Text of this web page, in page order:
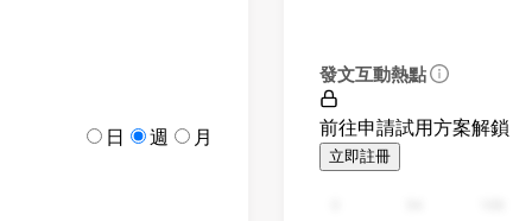
日 週 月
發文互動熱點
前往申請試用方案解鎖
立即註冊